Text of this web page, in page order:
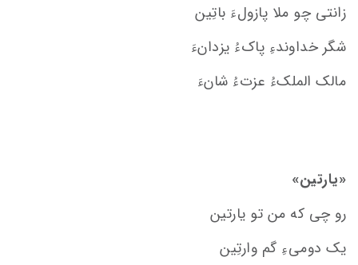
زانتی چو ملا پازولءَ باتِین
شگر خداوندءِ پاکءُ یزدانءَ
مالک الملکءُ عزتءُ شانءَ
«یارتین»
رو چی که من تو یارتین
یک دومیءِ گم وارتِین